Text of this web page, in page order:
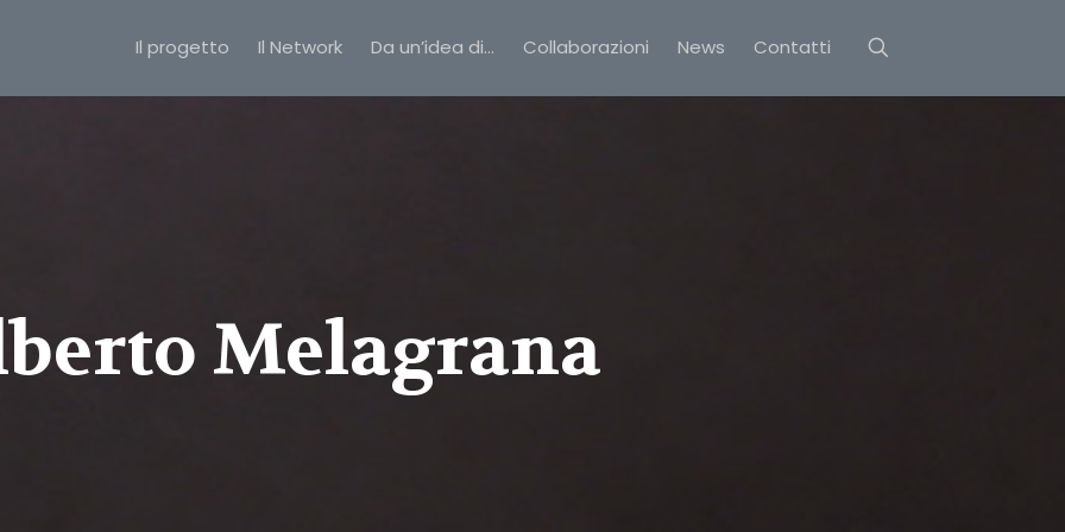
Il progetto Il Network Da un’idea di… Collaborazioni News Contatti
Melagrana